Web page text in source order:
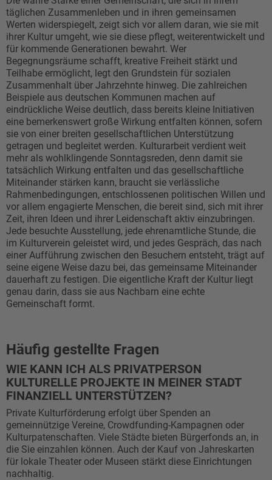
täglichen Zusammenleben und in ihren gemeinsamen
Werten widerspiegelt, zeigt sich vor allem daran, wie sie mit
ihrer Kultur umgeht, wie sie diese pflegt, weiterentwickelt und
für kommende Generationen bewahrt. Wer
Begegnungsräume schafft, kreative Freiheit stärkt und
Teilhabe ermöglicht, legt den Grundstein für sozialen
Zusammenhalt über Jahrzehnte hinweg. Die zahlreichen
Beispiele aus deutschen Kommunen machen auf
eindrückliche Weise deutlich, dass bereits kleine Initiativen
eine bemerkenswert große Wirkung entfalten können, sofern
sie von einer breiten gesellschaftlichen Unterstützung
getragen und begleitet werden. Kulturarbeit verdient weit
mehr als wohlklingende Sonntagsreden, denn damit sie
tatsächlich Wirkung entfalten und das gesellschaftliche
Miteinander stärken kann, braucht sie verlässliche
Rahmenbedingungen, entschlossenen politischen Willen und
vor allem engagierte Menschen, die bereit sind, sich mit ihrer
Zeit, ihren Ideen und ihrer Leidenschaft aktiv einzubringen.
Jede besuchte Ausstellung, jede ehrenamtliche Stunde, die
im Kulturverein geleistet wird, und jedes Gespräch, das nach
einer Aufführung zwischen den Besuchern entsteht, trägt auf
seine eigene Weise dazu bei, das gemeinsame Miteinander
dauerhaft zu festigen. Die eigentliche Kraft der Kultur liegt
genau darin, dass sie aus Nachbarn eine echte
Gemeinschaft formt.
Häufig gestellte Fragen
WIE KANN ICH ALS PRIVATPERSON
KULTURELLE PROJEKTE IN MEINER STADT
FINANZIELL UNTERSTÜTZEN?
Private Kulturförderung erfolgt über Spenden an
gemeinnützige Vereine, Crowdfunding-Kampagnen oder
Kulturpatenschaften. Viele Städte bieten Bürgerfonds an, in
die Sie einzahlen können. Auch der Kauf von Jahreskarten
für lokale Theater oder Museen stärkt diese Einrichtungen
nachhaltig.